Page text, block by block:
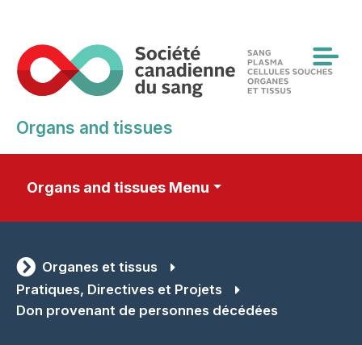
main
content
Organs and tissues
Organs and tissues Menu
Organes et tissus
Pratiques, Directives et Projets
Don provenant de personnes décédées